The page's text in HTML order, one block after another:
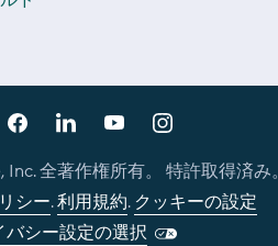
全著作権所有。 特許取得済み
シー.利用規約. クッキーの設定
バシー設定の選択